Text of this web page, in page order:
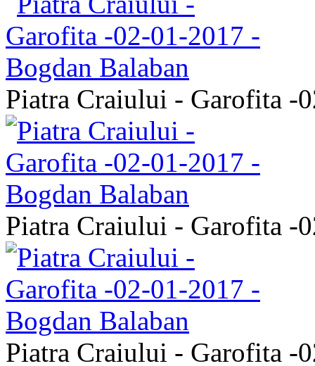
Piatra Craiului - Garofita -
Piatra Craiului - Garofita -
Piatra Craiului - Garofita -